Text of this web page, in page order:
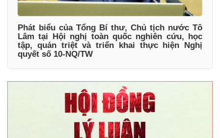
Phát biểu của Tổng Bí thư, Chủ tịch nước Tô
Lâm tại Hội nghị toàn quốc nghiên cứu, học
tập, quán triệt và triển khai thực hiện Nghị
quyết số 10-NQ/TW